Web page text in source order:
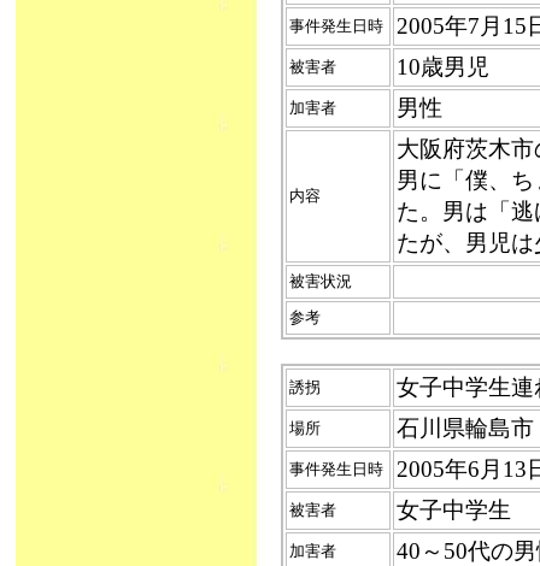
事件発生日時 2005年7月
被害者 10歳男児
加害者 男性
内容
大阪府茨木
男に「僕、
た。男は「
たが、男児
被害状況
参考
誘拐 女子中学生連
場所 石川県輪島
事件発生日時 2005年6月
被害者 女子中学生
加害者 40～50代の